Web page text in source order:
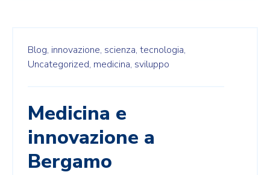
Blog, innovazione, scienza, tecnologia,
Uncategorized, medicina, sviluppo
Medicina e
innovazione a
Bergamo